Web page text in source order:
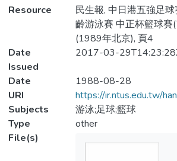
Resource
民生報, 中日港五強足
齡游泳賽 中正杯籃球賽
(1989年北京), 頁4
Date
Issued
2017-03-
Date
1988-08-28
URI
https://ir.ntus.edu.tw/
Subjects
游泳;足球;籃球
Type
other
File(s)